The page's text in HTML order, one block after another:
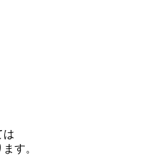
は
す。